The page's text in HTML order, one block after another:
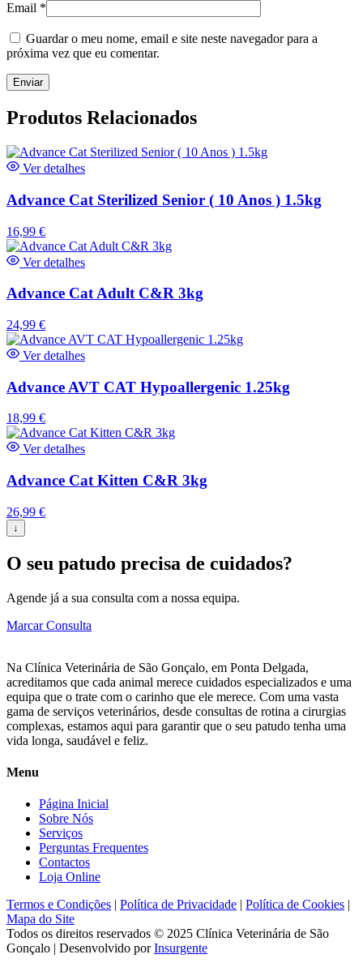
Email *
Guardar o meu nome, email e site neste navegador para a
próxima vez que eu comentar.
Produtos Relacionados
Ver detalhes
Advance Cat Sterilized Senior ( 10 Anos ) 1.5kg
16,99 €
Ver detalhes
Advance Cat Adult C&R 3kg
24,99 €
Ver detalhes
Advance AVT CAT Hypoallergenic 1.25kg
18,99 €
Ver detalhes
Advance Cat Kitten C&R 3kg
26,99 €
↓
O seu patudo precisa de cuidados?
Agende já a sua consulta com a nossa equipa.
Marcar Consulta
Na Clínica Veterinária de São Gonçalo, em Ponta Delgada,
acreditamos que cada animal merece cuidados especializados e uma
equipa que o trate com o carinho que ele merece. Com uma vasta
gama de serviços veterinários, desde consultas de rotina a cirurgias
complexas, estamos aqui para garantir que o seu patudo tenha uma
vida longa, saudável e feliz.
Menu
Página Inicial
Sobre Nós
Serviços
Perguntas Frequentes
Contactos
Loja Online
Termos e Condições | Política de Privacidade | Política de Cookies |
Mapa do Site
Todos os direitos reservados © 2025 Clínica Veterinária de São
Gonçalo | Desenvolvido porInsurgente